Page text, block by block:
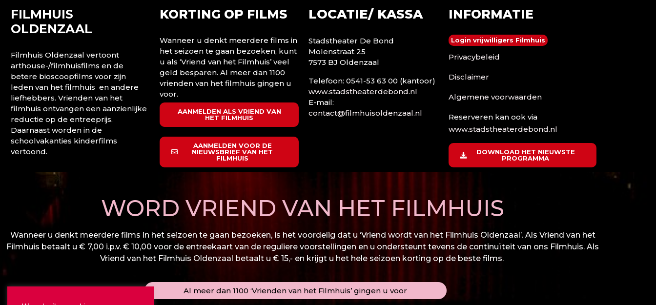
FILMHUIS
OLDENZAAL
Filmhuis Oldenzaal vertoont
arthouse-/filmhuisfilms en de
betere bioscoopfilms voor zijn
leden van het filmhuis en andere
liefhebbers. Vrienden van het
filmhuis ontvangen een aanzienlijke
reductie op de entreeprijs.
Daarnaast worden in de
schoolvakanties kinderfilms
vertoond.
KORTING OP FILMS
Wanneer u denkt meerdere films in
het seizoen te gaan bezoeken, kunt
u als ‘Vriend van het Filmhuis’ veel
geld besparen. Al meer dan 1100
vrienden van het filmhuis gingen u
voor.
AANMELDEN ALS VRIEND VAN
HET FILMHUIS
AANMELDEN VOOR DE
NIEUWSBRIEF VAN HET
FILMHUIS
WORD VRIEND VAN HET FILMHUIS
Wanneer u denkt meerdere films in het seizoen te gaan bezoeken, is het voordelig dat u ‘Vriend wordt van het Filmhuis Oldenzaal’. Als Vriend van het
Filmhuis betaalt u € 7,00 i.p.v. € 10,00 voor de entreekaart van de reguliere voorstellingen en u ondersteunt tevens de continuïteit van ons Filmhuis. Als
Vriend van het Filmhuis Oldenzaal betaalt u € 15,- en krijgt u het hele seizoen korting op de beste films.
Al meer dan 1100 ‘Vrienden van het Filmhuis’ gingen u voor
LOCATIE/ KASSA
Stadstheater De Bond
Molenstraat 25
7573 BJ Oldenzaal
Telefoon: 0541-53 63 00 (kantoor)
www.stadstheaterdebond.nl
E-mail:
contact@filmhuisoldenzaal.nl
INFORMATIE
Login vrijwilligers Filmhuis
Privacybeleid
Disclaimer
Algemene voorwaarden
Reserveren kan ook via
www.stadstheaterdebond.nl
DOWNLOAD HET NIEUWSTE
PROGRAMMA